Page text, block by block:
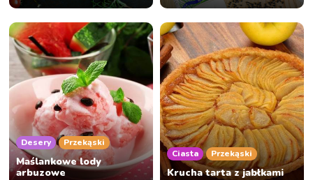
Desery Przekąski
Maślankowe lody
arbuzowe
Ciasta Przekąski
Krucha tarta z jabłkami